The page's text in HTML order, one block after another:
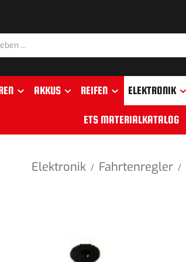
AKKUS REIFEN ELEKTRONIK
ETS MATERIALKATALOG
Elektronik / Fahrtenregler /